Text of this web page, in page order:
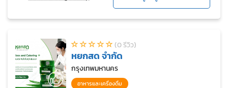
(0 รีวิว)
หยกสด จำกัด
กรุงเทพมหานคร
อาหารและเครื่องดื่ม